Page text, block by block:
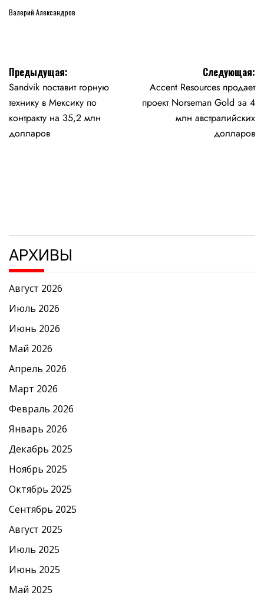
Валерий Александров
Навигация
по
записям
Предыдущая:
Sandvik поставит горную
технику в Мексику по
контракту на 35,2 млн
долларов
Следующая:
Accent Resources продает
проект Norseman Gold за 4
млн австралийских
долларов
АРХИВЫ
Август 2026
Июль 2026
Июнь 2026
Май 2026
Апрель 2026
Март 2026
Февраль 2026
Январь 2026
Декабрь 2025
Ноябрь 2025
Октябрь 2025
Сентябрь 2025
Август 2025
Июль 2025
Июнь 2025
Май 2025